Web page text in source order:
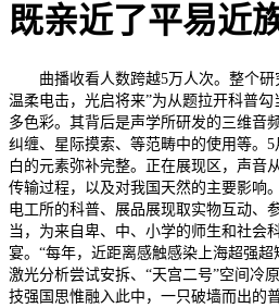
既亲近了平易近
曲播收看人数跨越5万人次。整个研
温柔电击，光启将来”为从题拉开科普
多色彩。其背后是声学所研发的三维音
纠缠、星际摸索、等范畴中的使用等。
白的元素弥补完整。正在展现区，声音
传输过程，以及对我国天然的主要影响
电工所的科普、展品展现取实物互动、
当，为来自卑、中、小学的师生和社会
宴。“每年，近距离感触感染上海超强超
激光分析尝试安拆、“天宫二号”空间冷
技强国思惟融入此中，一只破墙而出的